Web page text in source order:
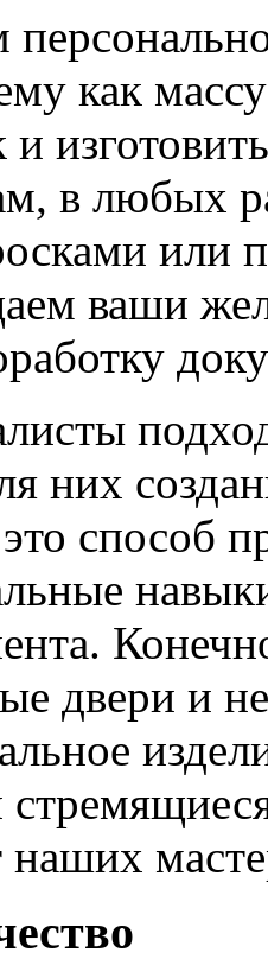
как
в любых
или
ваши
них
способ
двери и